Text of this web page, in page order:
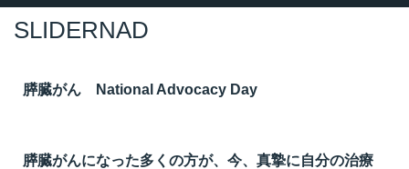
SLIDERNAD
膵臓がん National Advocacy Day
膵臓がんになった多くの方が、今、真摯に自分の治療